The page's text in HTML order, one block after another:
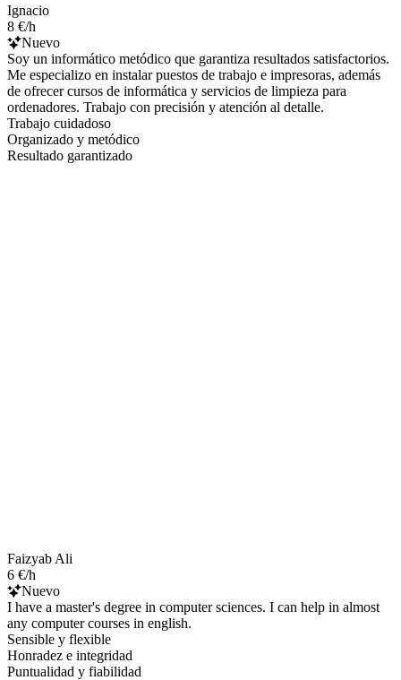
Ignacio
8 €/h
Nuevo
Soy un informático metódico que garantiza resultados satisfactorios.
Me especializo en instalar puestos de trabajo e impresoras, además
de ofrecer cursos de informática y servicios de limpieza para
ordenadores. Trabajo con precisión y atención al detalle.
Trabajo cuidadoso
Organizado y metódico
Resultado garantizado
Faizyab Ali
6 €/h
Nuevo
I have a master's degree in computer sciences. I can help in almost
any computer courses in english.
Sensible y flexible
Honradez e integridad
Puntualidad y fiabilidad